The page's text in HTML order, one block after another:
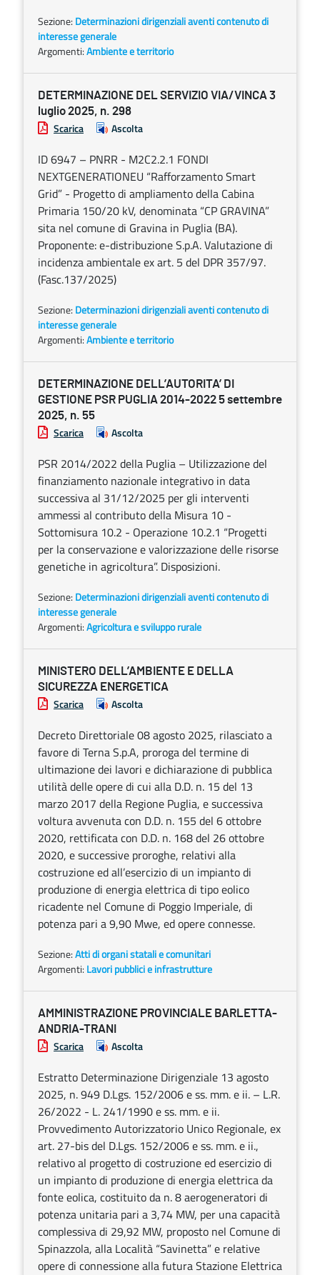
Sezione: Determinazioni dirigenziali aventi contenuto di
interesse generale
Argomenti:Ambiente e territorio
DETERMINAZIONE DEL SERVIZIO VIA/VINCA 3
luglio 2025, n. 298
Scarica Ascolta
ID 6947 – PNRR - M2C2.2.1 FONDI
NEXTGENERATIONEU “Rafforzamento Smart
Grid” - Progetto di ampliamento della Cabina
Primaria 150/20 kV, denominata “CP GRAVINA”
sita nel comune di Gravina in Puglia (BA).
Proponente: e-distribuzione S.p.A. Valutazione di
incidenza ambientale ex art. 5 del DPR 357/97.
(Fasc.137/2025)
Sezione: Determinazioni dirigenziali aventi contenuto di
interesse generale
Argomenti:Ambiente e territorio
DETERMINAZIONE DELL’AUTORITA’ DI
GESTIONE PSR PUGLIA 2014-2022 5 settembre
2025, n. 55
Scarica Ascolta
PSR 2014/2022 della Puglia – Utilizzazione del
finanziamento nazionale integrativo in data
successiva al 31/12/2025 per gli interventi
ammessi al contributo della Misura 10 -
Sottomisura 10.2 - Operazione 10.2.1 “Progetti
per la conservazione e valorizzazione delle risorse
genetiche in agricoltura”. Disposizioni.
Sezione: Determinazioni dirigenziali aventi contenuto di
interesse generale
Argomenti:Agricoltura e sviluppo rurale
MINISTERO DELL’AMBIENTE E DELLA
SICUREZZA ENERGETICA
Scarica Ascolta
Decreto Direttoriale 08 agosto 2025, rilasciato a
favore di Terna S.p.A, proroga del termine di
ultimazione dei lavori e dichiarazione di pubblica
utilità delle opere di cui alla D.D. n. 15 del 13
marzo 2017 della Regione Puglia, e successiva
voltura avvenuta con D.D. n. 155 del 6 ottobre
2020, rettificata con D.D. n. 168 del 26 ottobre
2020, e successive proroghe, relativi alla
costruzione ed all’esercizio di un impianto di
produzione di energia elettrica di tipo eolico
ricadente nel Comune di Poggio Imperiale, di
potenza pari a 9,90 Mwe, ed opere connesse.
Sezione:Atti di organi statali e comunitari
Argomenti: Lavori pubblici e infrastrutture
AMMINISTRAZIONE PROVINCIALE BARLETTA-
ANDRIA-TRANI
Scarica Ascolta
Estratto Determinazione Dirigenziale 13 agosto
2025, n. 949 D.Lgs. 152/2006 e ss. mm. e ii. – L.R.
26/2022 - L. 241/1990 e ss. mm. e ii.
Provvedimento Autorizzatorio Unico Regionale, ex
art. 27-bis del D.Lgs. 152/2006 e ss. mm. e ii.,
relativo al progetto di costruzione ed esercizio di
un impianto di produzione di energia elettrica da
fonte eolica, costituito da n. 8 aerogeneratori di
potenza unitaria pari a 3,74 MW, per una capacità
complessiva di 29,92 MW, proposto nel Comune di
Spinazzola, alla Località “Savinetta” e relative
opere di connessione alla futura Stazione Elettrica